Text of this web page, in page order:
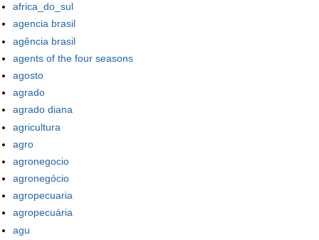
africa_do_sul
agencia brasil
agência brasil
agents of the four seasons
agosto
agrado
agrado diana
agricultura
agro
agronegocio
agronegócio
agropecuaria
agropecuária
agu